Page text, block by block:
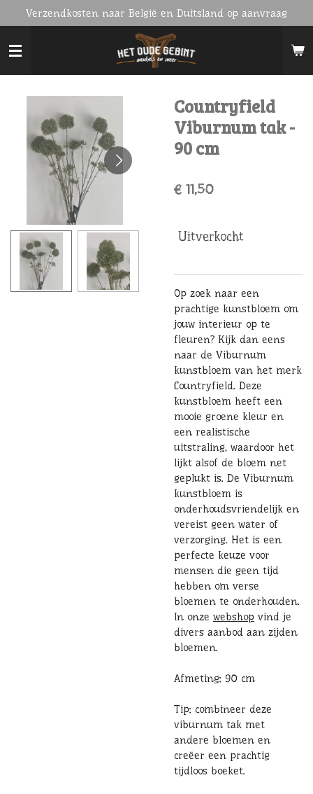
direct
naar
de
hoofdinhoud
Verzendkosten naar België en Duitsland op aanvraag
Countryfield
Viburnum tak -
90 cm
€ 11,50
Uitverkocht
Op zoek naar een
prachtige kunstbloem om
jouw interieur op te
fleuren? Kijk dan eens
naar de Viburnum
kunstbloem van het merk
Countryfield. Deze
kunstbloem heeft een
mooie groene kleur en
een realistische
uitstraling, waardoor het
lijkt alsof de bloem net
geplukt is. De Viburnum
kunstbloem is
onderhoudsvriendelijk en
vereist geen water of
verzorging. Het is een
perfecte keuze voor
mensen die geen tijd
hebben om verse
bloemen te onderhouden.
In onze webshop vind je
divers aanbod aan zijden
bloemen.
Afmeting: 90 cm
Tip: combineer deze
viburnum tak met
andere bloemen en
creëer een prachtig
tijdloos boeket.